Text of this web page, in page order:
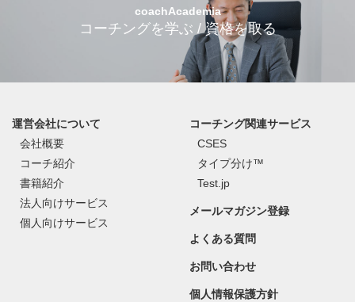
coachAcademia
コーチングを学ぶ / 資格を取る
運営会社について
会社概要
コーチ紹介
書籍紹介
法人向けサービス
個人向けサービス
コーチング関連サービス
CSES
タイプ分け™
Test.jp
メールマガジン登録
よくある質問
お問い合わせ
個人情報保護方針